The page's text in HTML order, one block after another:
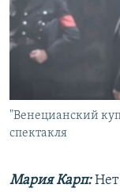
"Венецианский
спектакля
Мария Карп:Нет